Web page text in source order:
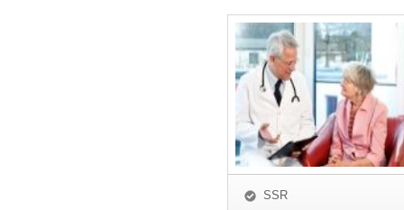
SSR